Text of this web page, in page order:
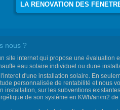
LA RENOVATION DES
nous ?
site internet qui propose une évaluation
eau solaire individuel ou dune
d'une installation solaire. En
personnalisée de rentabilité et nous
installation, sur les subventions
de son système en KWh/an/m2